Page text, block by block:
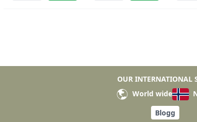
OUR INTERNATIONAL
World wide
Blogg